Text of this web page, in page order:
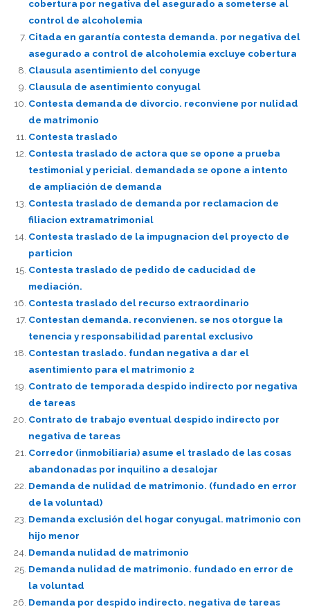
cobertura por negativa del asegurado a someterse al
control de alcoholemia
Citada en garantía contesta demanda. por negativa del
asegurado a control de alcoholemia excluye cobertura
Clausula asentimiento del conyuge
Clausula de asentimiento conyugal
Contesta demanda de divorcio. reconviene por nulidad
de matrimonio
Contesta traslado
Contesta traslado de actora que se opone a prueba
testimonial y pericial. demandada se opone a intento
de ampliación de demanda
Contesta traslado de demanda por reclamacion de
filiacion extramatrimonial
Contesta traslado de la impugnacion del proyecto de
particion
Contesta traslado de pedido de caducidad de
mediación.
Contesta traslado del recurso extraordinario
Contestan demanda. reconvienen. se nos otorgue la
tenencia y responsabilidad parental exclusivo
Contestan traslado. fundan negativa a dar el
asentimiento para el matrimonio 2
Contrato de temporada despido indirecto por negativa
de tareas
Contrato de trabajo eventual despido indirecto por
negativa de tareas
Corredor (inmobiliaria) asume el traslado de las cosas
abandonadas por inquilino a desalojar
Demanda de nulidad de matrimonio. (fundado en error
de la voluntad)
Demanda exclusión del hogar conyugal. matrimonio con
hijo menor
Demanda nulidad de matrimonio
Demanda nulidad de matrimonio. fundado en error de
la voluntad
Demanda por despido indirecto. negativa de tareas